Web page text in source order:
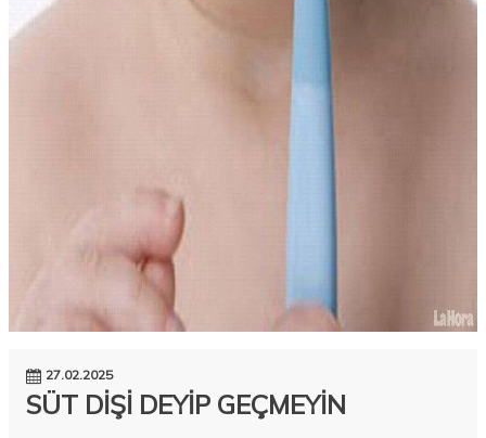
27.02.2025
SÜT DİŞİ DEYİP GEÇMEYİN